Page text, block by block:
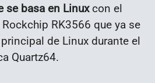
se basa en Linuxcon el
RK3566 que ya se
de Linux durante el
Quartz64.